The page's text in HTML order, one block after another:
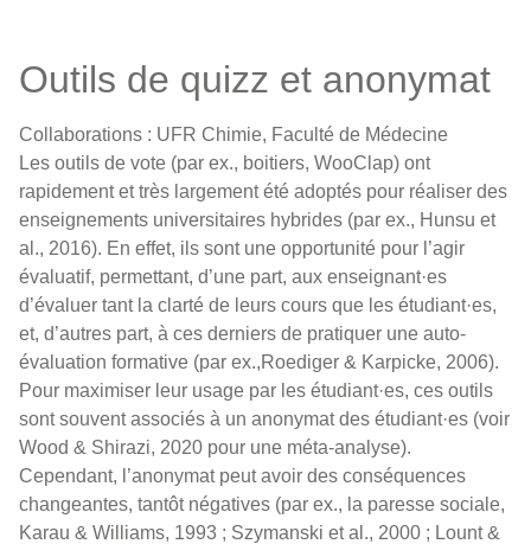
Outils de quizz et anonymat
Collaborations : UFR Chimie, Faculté de Médecine
Les outils de vote (par ex., boitiers, WooClap) ont
rapidement et très largement été adoptés pour réaliser des
enseignements universitaires hybrides (par ex., Hunsu et
al., 2016). En effet, ils sont une opportunité pour l’agir
évaluatif, permettant, d’une part, aux enseignant·es
d’évaluer tant la clarté de leurs cours que les étudiant·es,
et, d’autres part, à ces derniers de pratiquer une auto-
évaluation formative (par ex.,Roediger & Karpicke, 2006).
Pour maximiser leur usage par les étudiant·es, ces outils
sont souvent associés à un anonymat des étudiant·es (voir
Wood & Shirazi, 2020 pour une méta-analyse).
Cependant, l’anonymat peut avoir des conséquences
changeantes, tantôt négatives (par ex., la paresse sociale,
Karau & Williams, 1993 ; Szymanski et al., 2000 ; Lount &